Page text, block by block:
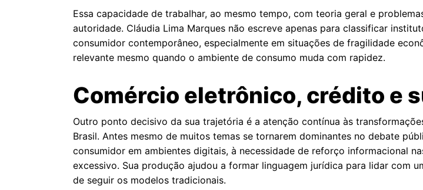
Essa capacidade de trabalhar, ao mesmo tempo, com teoria geral e
autoridade. Cláudia Lima Marques não escreve apenas para classificar
consumidor contemporâneo, especialmente em situações de fragilidade
relevante mesmo quando o ambiente de consumo muda com rapidez.
Comércio eletrônico, crédito e
Outro ponto decisivo da sua trajetória é a atenção contínua às
Brasil. Antes mesmo de muitos temas se tornarem dominantes no debate
consumidor em ambientes digitais, à necessidade de reforço informacional
excessivo. Sua produção ajudou a formar linguagem jurídica para lidar com
de seguir os modelos tradicionais.